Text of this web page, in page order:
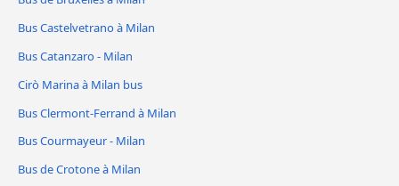
Bus Castelvetrano à Milan
Bus Catanzaro - Milan
Cirò Marina à Milan bus
Bus Clermont-Ferrand à Milan
Bus Courmayeur - Milan
Bus de Crotone à Milan